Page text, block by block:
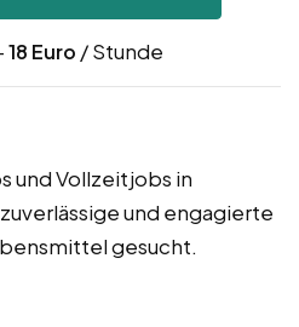
18 Euro / Stunde
und Vollzeitjobs in
und engagierte
gesucht.